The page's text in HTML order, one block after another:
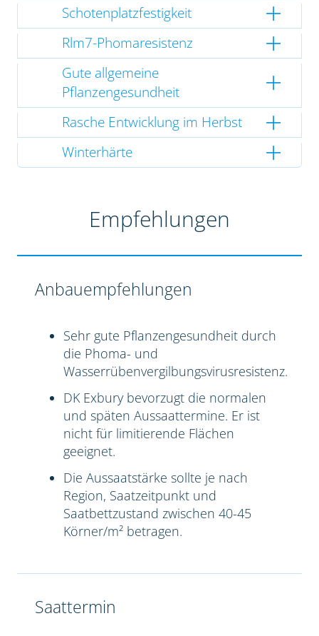
Schotenplatzfestigkeit
Rlm7-Phomaresistenz
Gute allgemeine
Pflanzengesundheit
Rasche Entwicklung im Herbst
Winterhärte
Empfehlungen
Anbauempfehlungen
Sehr gute Pflanzengesundheit durch
die Phoma- und
Wasserrübenvergilbungsvirusresistenz.
DK Exbury bevorzugt die normalen
und späten Aussaattermine. Er ist
nicht für limitierende Flächen
geeignet.
Die Aussaatstärke sollte je nach
Region, Saatzeitpunkt und
Saatbettzustand zwischen 40-45
Körner/m² betragen.
Saattermin